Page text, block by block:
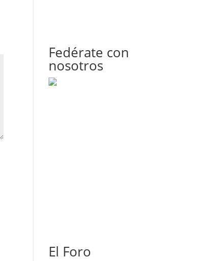
Fedérate con
nosotros
El Foro